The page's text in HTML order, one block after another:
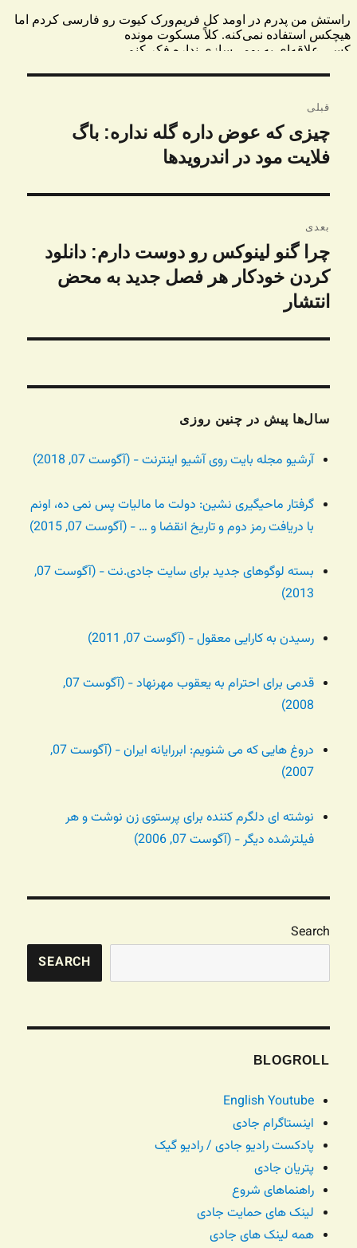
نوشته
قبلی
نوشته
قبلی:
چیزی که عوض داره گله نداره: باگ
فلایت مود در اندرویدها
بعدی
نوشته
بعدی:
چرا گنو لینوکس رو دوست دارم: دانلود
کردن خودکار هر فصل جدید به محض
انتشار
سال‌ها پیش در چنین روزی
آرشیو مجله بایت روی آشیو اینترنت - (آگوست 07, 2018)
گرفتار ماحیگیری نشین: دولت ما مالیات پس نمی ده، اونم
با دریافت رمز دوم و تاریخ انقضا و … - (آگوست 07, 2015)
بسته لوگوهای جدید برای سایت جادی.نت - (آگوست 07,
2013)
رسیدن به کارایی معقول - (آگوست 07, 2011)
قدمی برای احترام به یعقوب مهرنهاد - (آگوست 07,
2008)
دروغ هایی که می شنویم: ابررایانه ایران - (آگوست 07,
2007)
نوشته ای دلگرم کننده برای پرستوی زن نوشت و هر
فیلترشده دیگر - (آگوست 07, 2006)
Search
SEARCH
BLOGROLL
English Youtube
اینستاگرام جادی
پادکست رادیو جادی / رادیو گیک
پتریان جادی
راهنماهای شروع
لینک های حمایت جادی
همه لینک های جادی